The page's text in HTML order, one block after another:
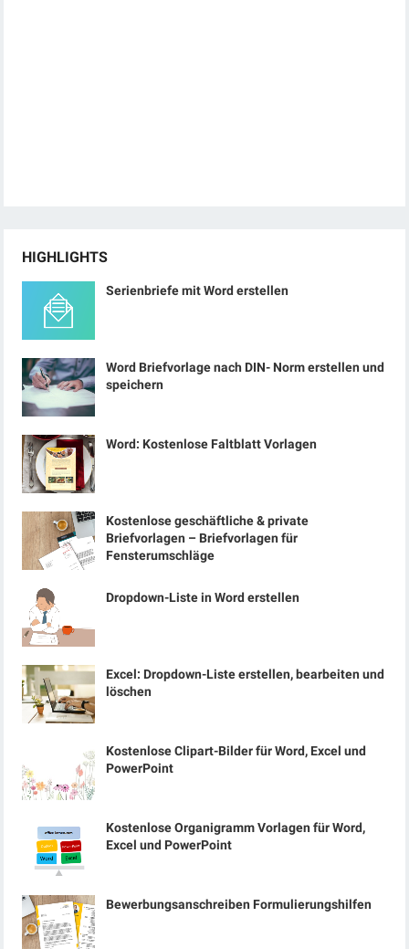
HIGHLIGHTS
Serienbriefe mit Word erstellen
Word Briefvorlage nach DIN- Norm erstellen und
speichern
Word: Kostenlose Faltblatt Vorlagen
Kostenlose geschäftliche & private
Briefvorlagen – Briefvorlagen für
Fensterumschläge
Dropdown-Liste in Word erstellen
Excel: Dropdown-Liste erstellen, bearbeiten und
löschen
Kostenlose Clipart-Bilder für Word, Excel und
PowerPoint
Kostenlose Organigramm Vorlagen für Word,
Excel und PowerPoint
Bewerbungsanschreiben Formulierungshilfen